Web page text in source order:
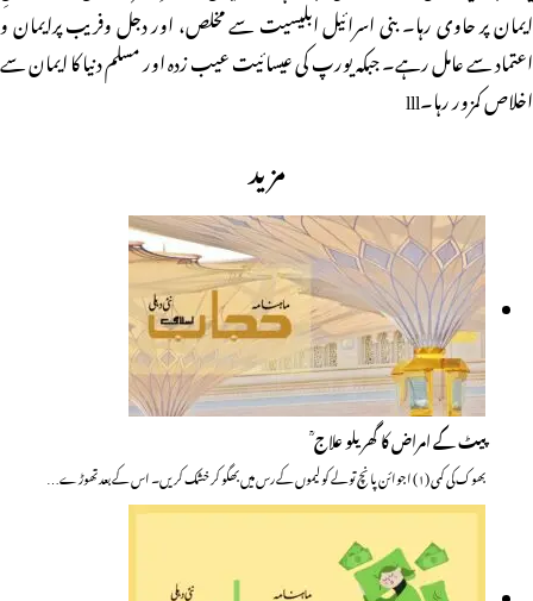
ایمان پر حاوی رہا۔ بنی اسرائیل ابلیسیت سے مخلص، اور دجل وفریب پرایمان و
اعتماد سے عامل رہے۔ جبکہ یورپ کی عیسائیت عیب زدہ اور مسلم دنیا کا ایمان سے
اخلاص کمزور رہا۔lll
مزید
پیٹ کے امراض کا گھریلو علاج ؒ
بھوک کی کمی (۱) اجوائن پانچ تولے کو لیموں کے رس میں بھگو کر خشک کریں۔ اس کے بعد تھوڑے…